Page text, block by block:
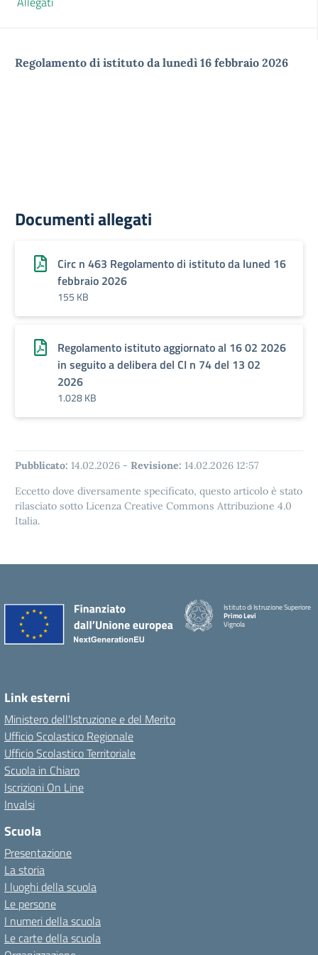
Regolamento di istituto da lunedì 16 febbraio 2026
Documenti allegati
Circ n 463 Regolamento di istituto da luned 16
febbraio 2026
155 KB
Regolamento istituto aggiornato al 16 02 2026
in seguito a delibera del CI n 74 del 13 02
2026
1.028 KB
Pubblicato: 14.02.2026 - Revisione: 14.02.2026 12:57
Eccetto dove diversamente specificato, questo articolo è stato
rilasciato sotto Licenza Creative Commons Attribuzione 4.0
Italia.
Istituto di Istruzione Superiore
Primo Levi
Vignola
Link esterni
Ministero dell'Istruzione e del Merito
Ufficio Scolastico Regionale
Ufficio Scolastico Territoriale
Scuola in Chiaro
Iscrizioni On Line
Invalsi
Scuola
Presentazione
La storia
I luoghi della scuola
Le persone
I numeri della scuola
Le carte della scuola